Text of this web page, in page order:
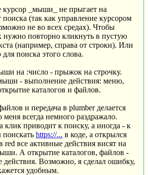
курсор _мыши_ не прыгает на
(так как управление курсором
не во всех средах). Чтобы
нужно повторно кликнуть в пустую
(например, справа от строки). Или
поиска этого слова.
на :число - прыжок на строчку.
- выполнение действия: меню,
каталогов и файлов.
и передача в plumber делается
всегда немного раздражало.
клик приводит к поиску, а иногда - к
поискать https://... в коде, а открылся
red все активные действия висят на
А открытие каталогов, файлов -
действия. Возможно, я сделал ошибку,
удобным.